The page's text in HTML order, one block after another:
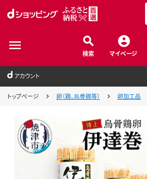
検索 マイページ
アカウント
トップページ 卵（鶏、烏骨鶏等） 卵加工品